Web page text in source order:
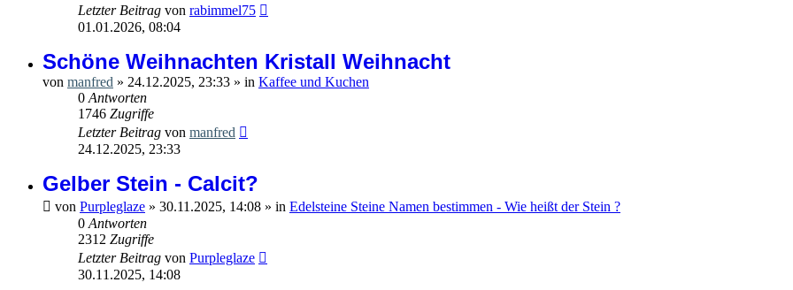
Letzter Beitrag von rabimmel75
01.01.2026, 08:04
Schöne Weihnachten Kristall Weihnacht
von manfred » 24.12.2025, 23:33 » in Kaffee und Kuchen
0 Antworten
1746 Zugriffe
Letzter Beitrag von manfred
24.12.2025, 23:33
Gelber Stein - Calcit?
von Purpleglaze » 30.11.2025, 14:08 » in Edelsteine Steine Namen bestimmen - Wie heißt der Stein ?
0 Antworten
2312 Zugriffe
Letzter Beitrag von Purpleglaze
30.11.2025, 14:08